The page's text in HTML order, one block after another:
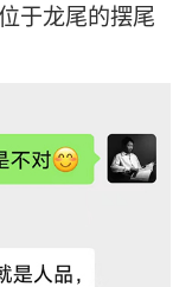
于龙尾的摆尾